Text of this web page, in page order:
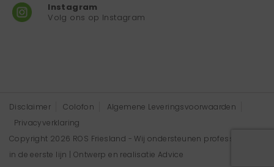
Instagram
Volg ons op Instagram
Disclaimer Colofon
Algemene Leveringsvoorwaarden
Privacyverklaring
Copyright 2026 ROS Friesland - Wij ondersteunen professionals
in de eerste lijn | Ontwerp en realisatie Advice